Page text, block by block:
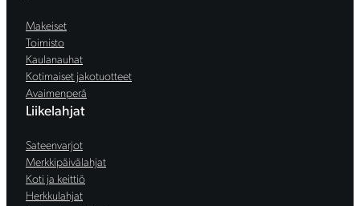
Makeiset
Toimisto
Kaulanauhat
Kotimaiset jakotuotteet
Avaimenperä
Liikelahjat
Sateenvarjot
Merkkipäivälahjat
Koti ja keittiö
Herkkulahjat